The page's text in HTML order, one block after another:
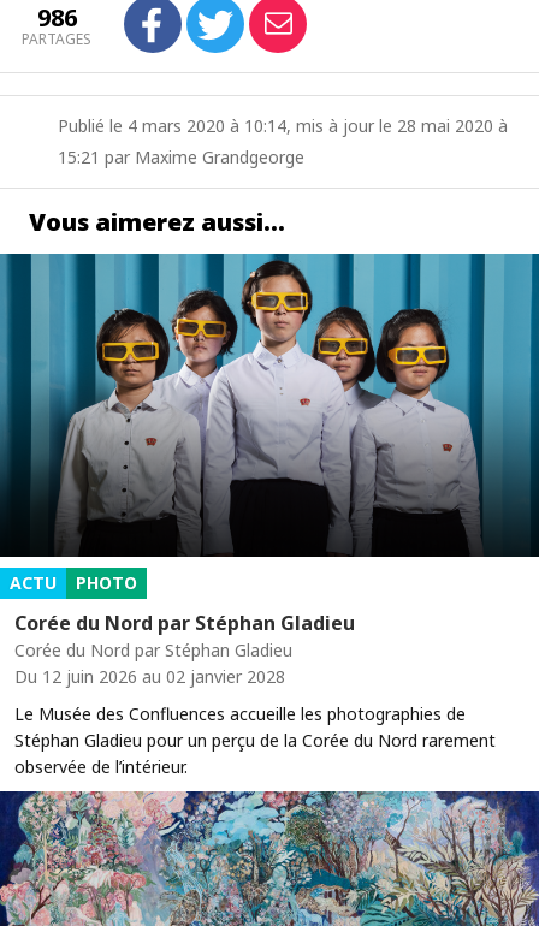
986
PARTAGES
Publié le 4 mars 2020 à 10:14, mis à jour le 28 mai 2020 à
15:21 par Maxime Grandgeorge
Vous aimerez aussi…
ACTU PHOTO
Corée du Nord par Stéphan Gladieu
Corée du Nord par Stéphan Gladieu
Du 12 juin 2026 au 02 janvier 2028
Le Musée des Confluences accueille les photographies de
Stéphan Gladieu pour un perçu de la Corée du Nord rarement
observée de l’intérieur.